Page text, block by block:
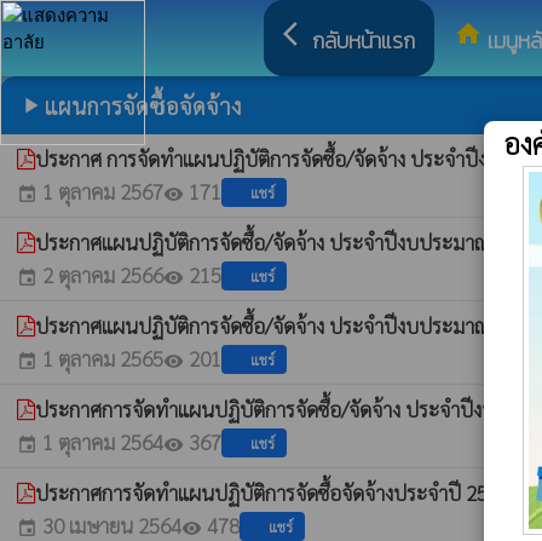
arrow_back_ios กลับหน้าแรก home เมนูห
play_arrow แผนการจัดซื้อจัดจ้าง
ประกาศ การจัดทำแผนปฏิบัติการจัดซื้อ/จัดจ้าง ประจำปีงบปร
event 1 ตุลาคม 2567visibility 171 แชร์
ประกาศแผนปฏิบัติการจัดซื้อ/จัดจ้าง ประจำปีงบประมาณ พ.ศ
event 2 ตุลาคม 2566visibility 215 แชร์
ประกาศแผนปฏิบัติการจัดซื้อ/จัดจ้าง ประจำปีงบประมาณ พ.ศ
event 1 ตุลาคม 2565visibility 201 แชร์
ประกาศการจัดทำแผนปฏิบัติการจัดซื้อ/จัดจ้าง ประจำปีงบปร
event 1 ตุลาคม 2564visibility 367 แชร์
ประกาศการจัดทำแผนปฏิบัติการจัดซื้อจัดจ้างประจำปี 2564
event 30 เมษายน 2564visibility 478 แชร์
อ